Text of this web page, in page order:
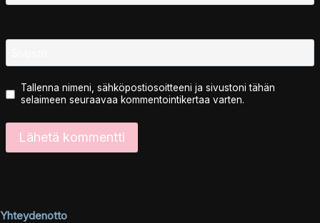
Tallenna nimeni, sähköpostiosoitteeni ja sivustoni tähän
selaimeen seuraavaa kommentointikertaa varten.
Yhteydenotto